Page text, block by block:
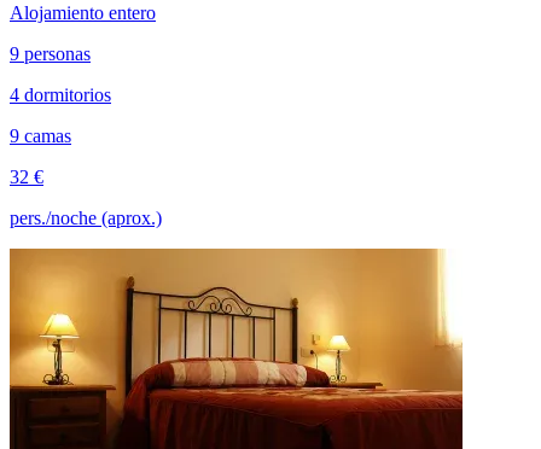
Alojamiento entero
9 personas
4 dormitorios
9 camas
32 €
pers./noche (aprox.)